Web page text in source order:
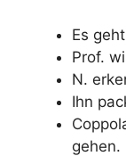
Es
Prof.
N.
Ihn
gehen.